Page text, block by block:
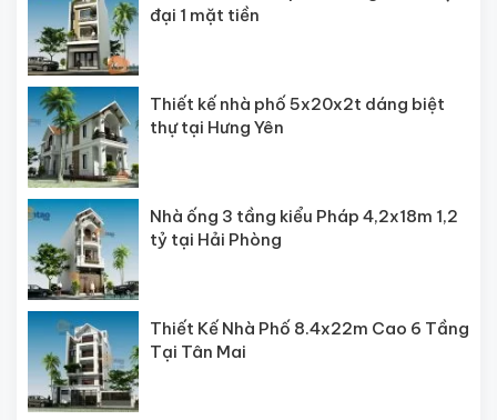
đại 1 mặt tiền
Thiết kế nhà phố 5x20x2t dáng biệt
thự tại Hưng Yên
Nhà ống 3 tầng kiểu Pháp 4,2x18m 1,2
tỷ tại Hải Phòng
Thiết Kế Nhà Phố 8.4x22m Cao 6 Tầng
Tại Tân Mai